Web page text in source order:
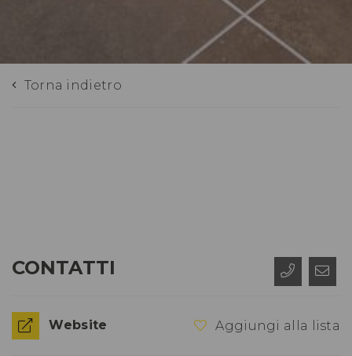
Torna indietro
CONTATTI
Website Aggiungi alla lista